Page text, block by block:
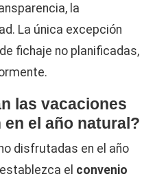
la
La única excepción
fichaje no planificadas,
las vacaciones
el año natural?
disfrutadas en el año
el convenio